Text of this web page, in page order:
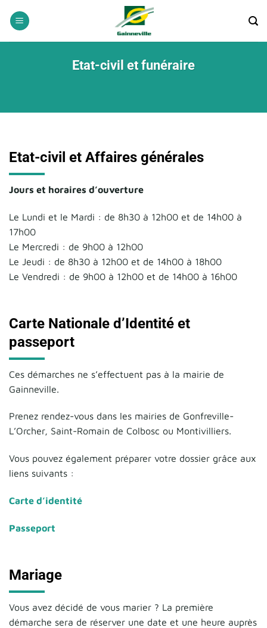
Etat-civil et funéraire
Etat-civil et Affaires générales
Jours et horaires d’ouverture
Le Lundi et le Mardi : de 8h30 à 12h00 et de 14h00 à
17h00
Le Mercredi : de 9h00 à 12h00
Le Jeudi : de 8h30 à 12h00 et de 14h00 à 18h00
Le Vendredi : de 9h00 à 12h00 et de 14h00 à 16h00
Carte Nationale d’Identité et
passeport
Ces démarches ne s’effectuent pas à la mairie de
Gainneville.
Prenez rendez-vous dans les mairies de Gonfreville-
L’Orcher, Saint-Romain de Colbosc ou Montivilliers.
Vous pouvez également préparer votre dossier grâce aux
liens suivants :
Carte d’identité
Passeport
Mariage
Vous avez décidé de vous marier ? La première
démarche sera de réserver une date et une heure auprès